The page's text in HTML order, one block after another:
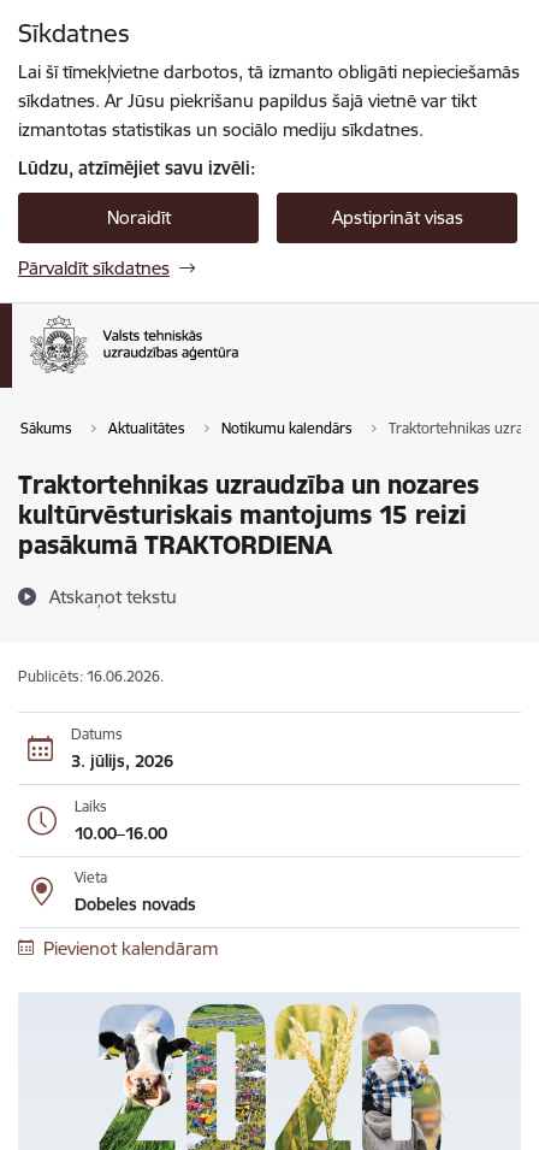
Sīkdatnes
Lai šī tīmekļvietne darbotos, tā izmanto obligāti nepieciešamās
sīkdatnes. Ar Jūsu piekrišanu papildus šajā vietnē var tikt
izmantotas statistikas un sociālo mediju sīkdatnes.
Lūdzu, atzīmējiet savu izvēli:
Noraidīt Apstiprināt visas
Pārvaldīt sīkdatnes
Sākums Aktualitātes Notikumu kalendārs Traktortehnikas
Traktortehnikas uzraudzība un nozares
kultūrvēsturiskais mantojums 15 reizi
pasākumā TRAKTORDIENA
Atskaņot tekstu
Publicēts: 16.06.2026.
Datums
3. jūlijs, 2026
Laiks
10.00–16.00
Vieta
Dobeles novads
Pievienot kalendāram